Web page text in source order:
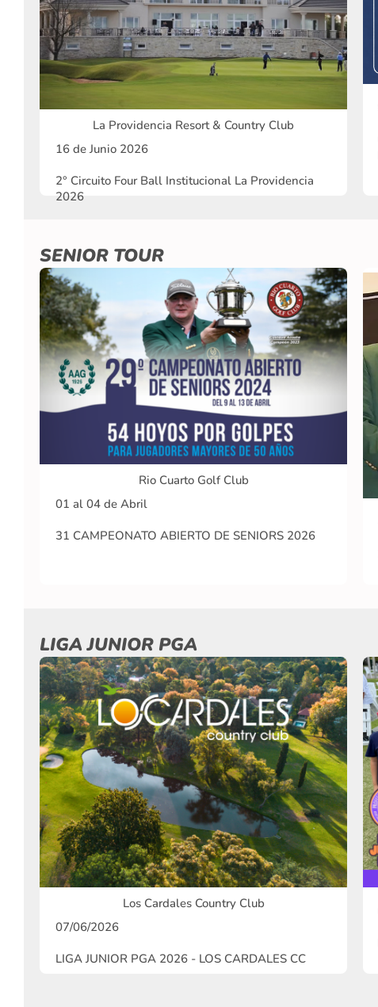
La Providencia Resort & Country Club
16 de Junio 2026
2° Circuito Four Ball Institucional La Providencia
2026
SENIOR TOUR
Rio Cuarto Golf Club
01 al 04 de Abril
31 CAMPEONATO ABIERTO DE SENIORS 2026
LIGA JUNIOR PGA
Los Cardales Country Club
07/06/2026
LIGA JUNIOR PGA 2026 - LOS CARDALES CC